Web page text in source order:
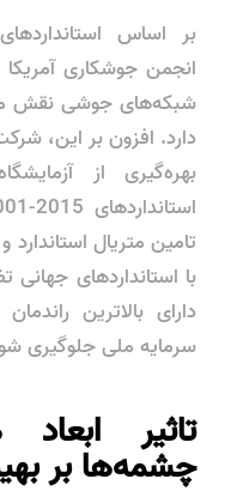
بر اساس
انجمن جوشکاری
شبکه‌های جوشی نقش
دارد. افزون بر این،
بهره‌گیری از
تامین متریال
با استانداردهای
دارای بالاترین
سرمایه ملی جلوگیری
تاثیر
چشمه‌ها بر